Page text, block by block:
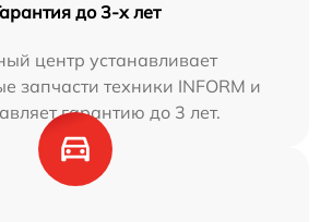
до 3-х лет
центр устанавливает
запчасти техники INFORM и
гарантию до 3 лет.